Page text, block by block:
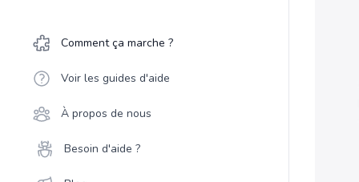
Comment ça marche ?
Voir les guides d'aide
À propos de nous
Besoin d'aide ?